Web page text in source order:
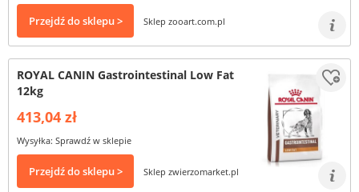
Przejdź do sklepu > Sklep zooart.com.pl
ROYAL CANIN Gastrointestinal Low Fat
12kg
413,04 zł
Wysyłka: Sprawdź w sklepie
Przejdź do sklepu > Sklep zwierzomarket.pl